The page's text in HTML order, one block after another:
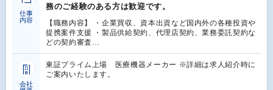
仕事
内容
務のご経験のある方は歓迎です。
【職務内容】 ・企業買収、資本出資など国内外の各種投資や
提携案件支援 ・製品供給契約、代理店契約、業務委託契約な
どの契約審査…
会社
東証プライム上場 医療機器メーカー ※詳細は求人紹介時に
ご案内いたします。